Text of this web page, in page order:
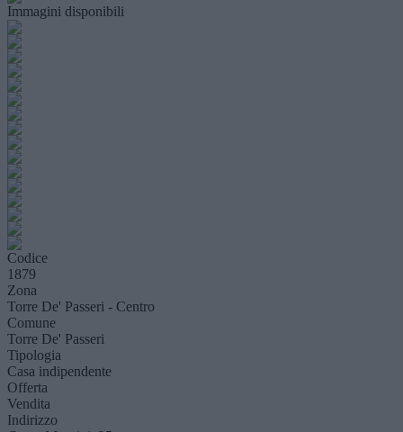
Immagini disponibili
Codice
1879
Zona
Torre De' Passeri - Centro
Comune
Torre De' Passeri
Tipologia
Casa indipendente
Offerta
Vendita
Indirizzo